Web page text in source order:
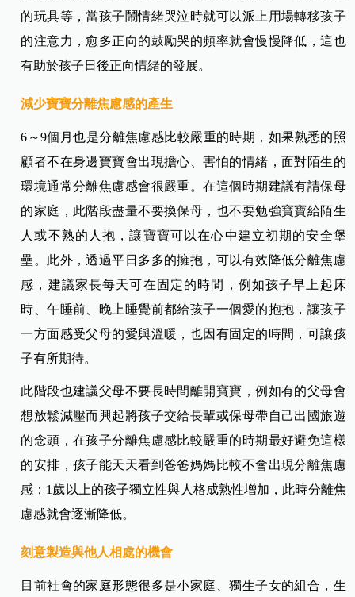
的玩具等，當孩子鬧情緒哭泣時就可以派上用場轉移孩子
的注意力，愈多正向的鼓勵哭的頻率就會慢慢降低，這也
有助於孩子日後正向情緒的發展。
減少寶寶分離焦慮感的產生
6～9個月也是分離焦慮感比較嚴重的時期，如果熟悉的照
顧者不在身邊寶寶會出現擔心、害怕的情緒，面對陌生的
環境通常分離焦慮感會很嚴重。在這個時期建議有請保母
的家庭，此階段盡量不要換保母，也不要勉強寶寶給陌生
人或不熟的人抱，讓寶寶可以在心中建立初期的安全堡
壘。此外，透過平日多多的擁抱，可以有效降低分離焦慮
感，建議家長每天可在固定的時間，例如孩子早上起床
時、午睡前、晚上睡覺前都給孩子一個愛的抱抱，讓孩子
一方面感受父母的愛與溫暖，也因有固定的時間，可讓孩
子有所期待。
此階段也建議父母不要長時間離開寶寶，例如有的父母會
想放鬆減壓而興起將孩子交給長輩或保母帶自己出國旅遊
的念頭，在孩子分離焦慮感比較嚴重的時期最好避免這樣
的安排，孩子能天天看到爸爸媽媽比較不會出現分離焦慮
感；1歲以上的孩子獨立性與人格成熟性增加，此時分離焦
慮感就會逐漸降低。
刻意製造與他人相處的機會
目前社會的家庭形態很多是小家庭、獨生子女的組合，生